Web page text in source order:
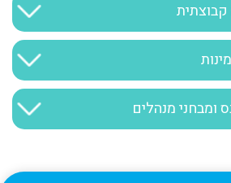
קבוצתית
ומבחני מנהלים